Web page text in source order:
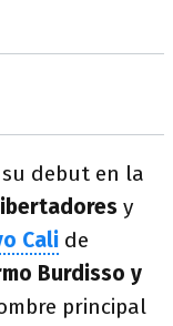
debut en la
y
Cali de
Burdisso y
principal